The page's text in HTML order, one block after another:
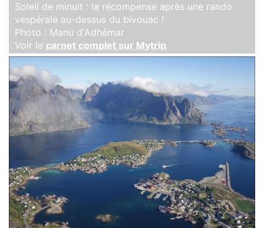
Soleil de minuit : la récompense après une rando
vespérale au-dessus du bivouac !
Photo : Manu d'Adhémar
Voir le carnet complet sur Mytrip.